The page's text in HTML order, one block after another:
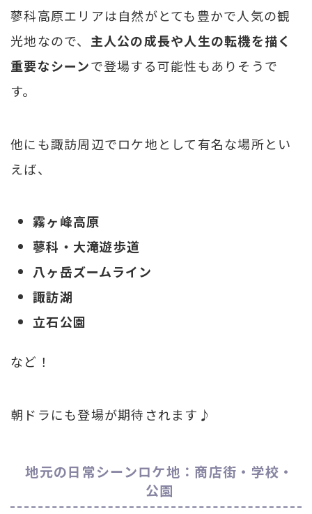
蓼科高原エリアは自然がとても豊かで人気の観
光地なので、 主人公の成長や人生の転機を描く
重要なシーンで登場する可能性もありそうで
す。
他にも諏訪周辺でロケ地として有名な場所とい
えば、
霧ヶ峰高原
蓼科・大滝遊歩道
八ヶ岳ズームライン
諏訪湖
立石公園
など！
朝ドラにも登場が期待されます♪
地元の日常シーンロケ地：商店街・学校・
公園